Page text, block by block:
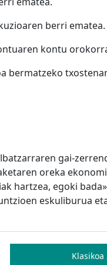
berri ematea.
kontu
bermatzeko
gai-
oreka
hartzea, egoki
eskuliburua
Klasikoa